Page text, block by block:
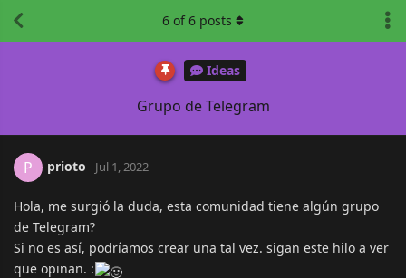
Ideas
Grupo de Telegram
6 of6 posts
P prioto Jul 1, 2022
Hola, me surgió la duda, esta comunidad tiene algún grupo
de Telegram?
Si no es así, podríamos crear una tal vez. sigan este hilo a ver
que opinan. :